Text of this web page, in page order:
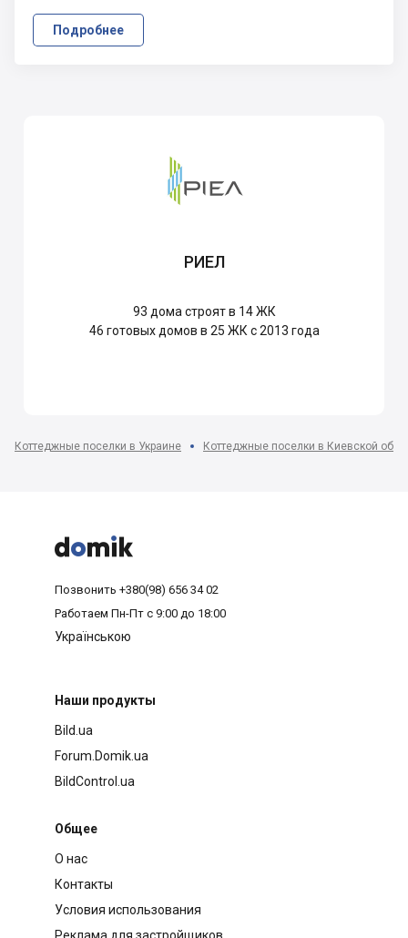
Подробнее
РИЕЛ
93 дома строят в 14 ЖК
46 готовых домов в 25 ЖК с 2013 года
Коттеджные поселки в Украине Коттеджные поселки в Киевской



Позвонить +380(98) 656 34 02
Работаем Пн-Пт с 9:00 до 18:00
Українською
Наши продукты
Bild.ua
Forum.Domik.ua
BildControl.ua
Общее
О нас
Контакты
Условия использования